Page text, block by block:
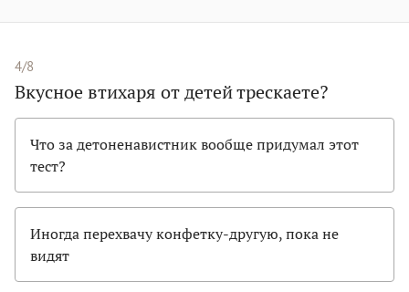
4/8
Вкусное втихаря от детей трескаете?
Что за детоненавистник вообще придумал этот
тест?
Иногда перехвачу конфетку-другую, пока не
видят